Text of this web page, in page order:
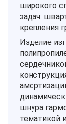
широкого
задач:
крепления
Изделие
шнура
тематикой